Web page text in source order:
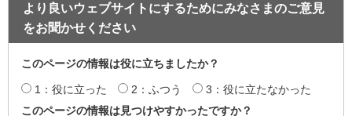
より良いウェブサイトにするためにみなさまのご意見
をお聞かせください
このページの情報は役に立ちましたか？
1：役に立った 2：ふつう
3：役に立たなかった
このページの情報は見つけやすかったですか？